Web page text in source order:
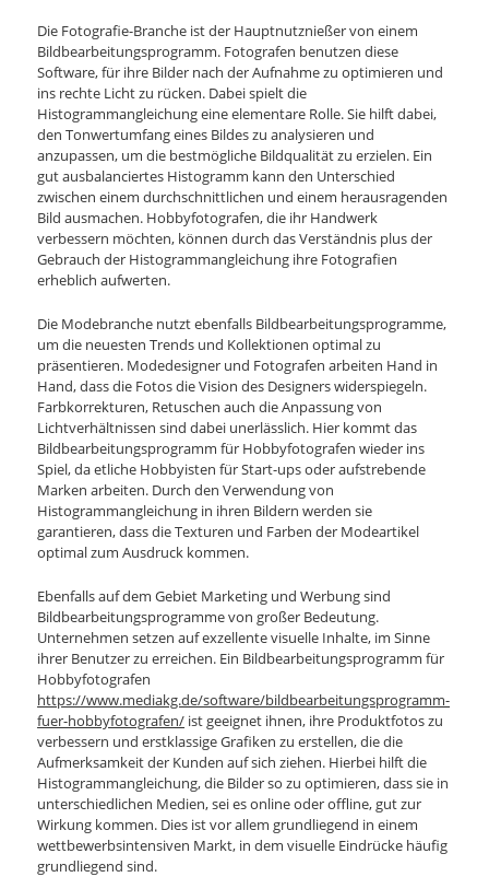
Die Fotografie-Branche ist der Hauptnutznießer von einem
Bildbearbeitungsprogramm. Fotografen benutzen diese
Software, für ihre Bilder nach der Aufnahme zu optimieren und
ins rechte Licht zu rücken. Dabei spielt die
Histogrammangleichung eine elementare Rolle. Sie hilft dabei,
den Tonwertumfang eines Bildes zu analysieren und
anzupassen, um die bestmögliche Bildqualität zu erzielen. Ein
gut ausbalanciertes Histogramm kann den Unterschied
zwischen einem durchschnittlichen und einem herausragenden
Bild ausmachen. Hobbyfotografen, die ihr Handwerk
verbessern möchten, können durch das Verständnis plus der
Gebrauch der Histogrammangleichung ihre Fotografien
erheblich aufwerten.
Die Modebranche nutzt ebenfalls Bildbearbeitungsprogramme,
um die neuesten Trends und Kollektionen optimal zu
präsentieren. Modedesigner und Fotografen arbeiten Hand in
Hand, dass die Fotos die Vision des Designers widerspiegeln.
Farbkorrekturen, Retuschen auch die Anpassung von
Lichtverhältnissen sind dabei unerlässlich. Hier kommt das
Bildbearbeitungsprogramm für Hobbyfotografen wieder ins
Spiel, da etliche Hobbyisten für Start-ups oder aufstrebende
Marken arbeiten. Durch den Verwendung von
Histogrammangleichung in ihren Bildern werden sie
garantieren, dass die Texturen und Farben der Modeartikel
optimal zum Ausdruck kommen.
Ebenfalls auf dem Gebiet Marketing und Werbung sind
Bildbearbeitungsprogramme von großer Bedeutung.
Unternehmen setzen auf exzellente visuelle Inhalte, im Sinne
ihrer Benutzer zu erreichen. Ein Bildbearbeitungsprogramm für
Hobbyfotografen
https://www.mediakg.de/software/bildbearbeitungsprogramm-
fuer-hobbyfotografen/ ist geeignet ihnen, ihre Produktfotos zu
verbessern und erstklassige Grafiken zu erstellen, die die
Aufmerksamkeit der Kunden auf sich ziehen. Hierbei hilft die
Histogrammangleichung, die Bilder so zu optimieren, dass sie in
unterschiedlichen Medien, sei es online oder offline, gut zur
Wirkung kommen. Dies ist vor allem grundliegend in einem
wettbewerbsintensiven Markt, in dem visuelle Eindrücke häufig
grundliegend sind.